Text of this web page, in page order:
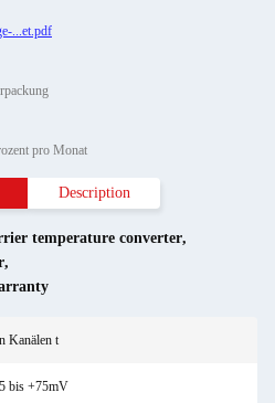
...et.pdf
pro Monat
Description
temperature converter,
,
Kanälen t
bis +75mV